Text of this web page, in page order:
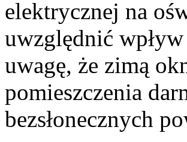
elektrycznej na
uwzględnić
uwagę, że zimą
pomieszczenia
bezsłonecznych